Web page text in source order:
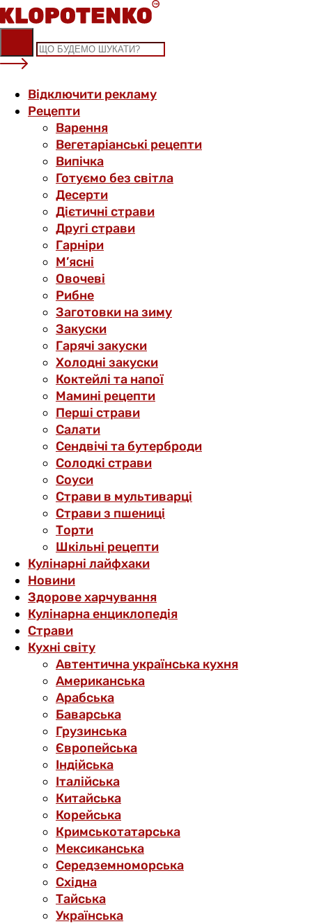
Skip
to
content
Відключити рекламу
Рецепти
Варення
Вегетаріанські рецепти
Випічка
Готуємо без світла
Десерти
Дієтичні страви
Другі страви
Гарніри
М’ясні
Овочеві
Рибне
Заготовки на зиму
Закуски
Гарячі закуски
Холодні закуски
Коктейлі та напої
Мамині рецепти
Перші страви
Салати
Сендвічі та бутерброди
Солодкі страви
Соуси
Страви в мультиварці
Страви з пшениці
Торти
Шкільні рецепти
Кулінарні лайфхаки
Новини
Здорове харчування
Кулінарна енциклопедія
Страви
Кухні світу
Автентична українська кухня
Американська
Арабська
Баварська
Грузинська
Європейська
Індійська
Італійська
Китайська
Корейська
Кримськотатарська
Мексиканська
Середземноморська
Східна
Тайська
Українська